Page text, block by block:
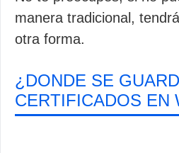
manera tradicional,
otra forma.
¿DONDE SE
CERTIFICADOS EN